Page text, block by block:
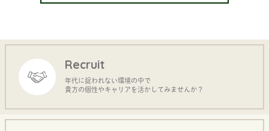
Recruit
年代に捉われない環境の中で
貴方の個性やキャリアを活かしてみませんか？